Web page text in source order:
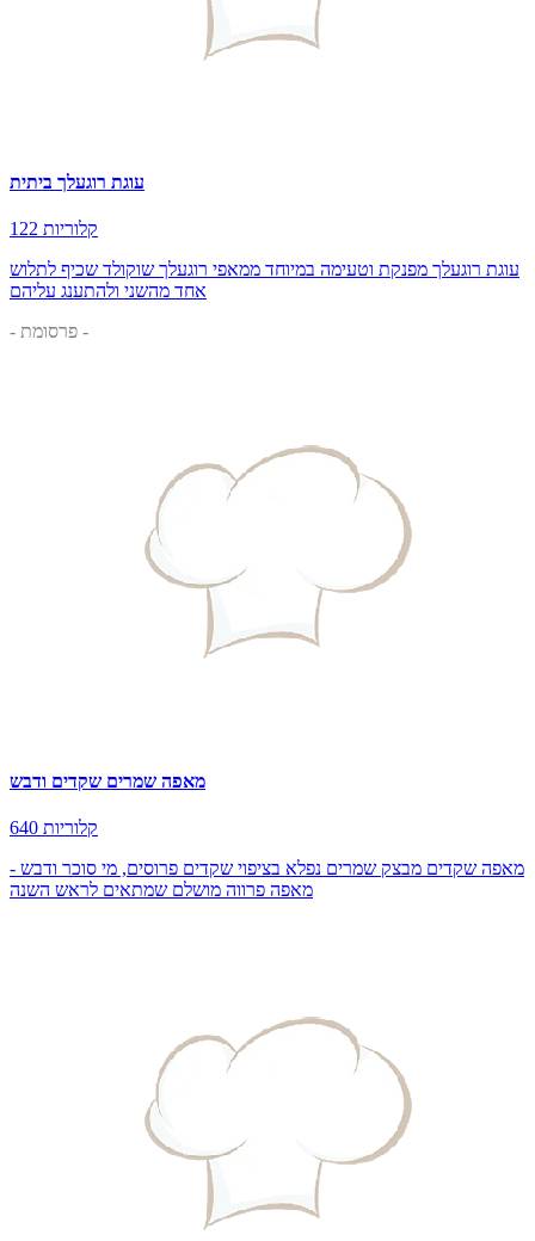
עוגת רוגעלך ביתית
122 קלוריות
עוגת רוגעלך מפנקת וטעימה במיוחד ממאפי רוגעלך שוקולד שכיף לתלוש
אחד מהשני ולהתענג עליהם
- פרסומת -
מאפה שמרים שקדים ודבש
640 קלוריות
מאפה שקדים מבצק שמרים נפלא בציפוי שקדים פרוסים, מי סוכר ודבש -
מאפה פרווה מושלם שמתאים לראש השנה